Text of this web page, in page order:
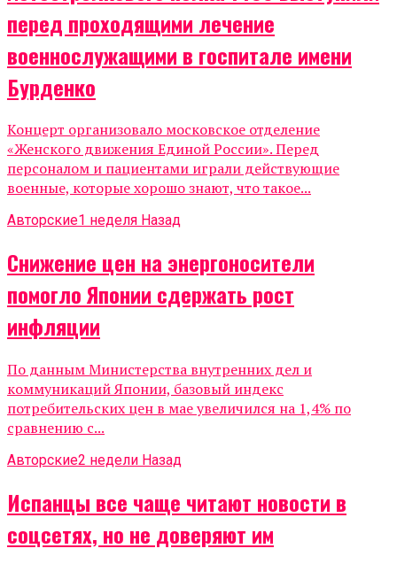
перед проходящими лечение
военнослужащими в госпитале имени
Бурденко
Концерт организовало московское отделение
«Женского движения Единой России». Перед
персоналом и пациентами играли действующие
военные, которые хорошо знают, что такое...
Авторские1 неделя Назад
Снижение цен на энергоносители
помогло Японии сдержать рост
инфляции
По данным Министерства внутренних дел и
коммуникаций Японии, базовый индекс
потребительских цен в мае увеличился на 1,4% по
сравнению с...
Авторские2 недели Назад
Испанцы все чаще читают новости в
соцсетях, но не доверяют им